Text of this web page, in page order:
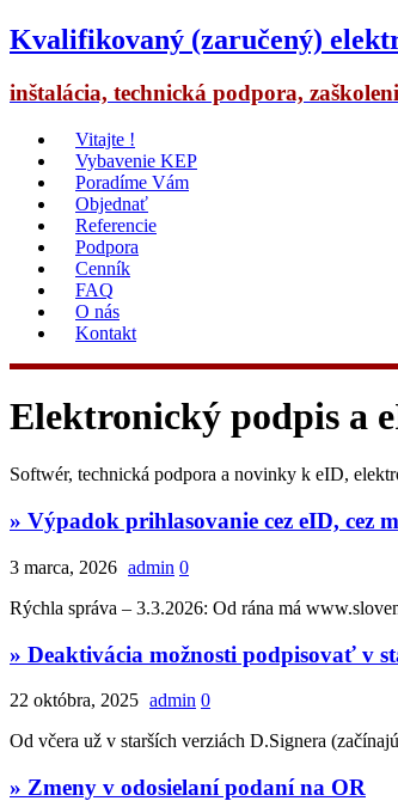
Kvalifikovaný (zaručený)
inštalácia, technická podpora,
Vitajte !
Vybavenie KEP
Poradíme Vám
Objednať
Referencie
Podpora
Cenník
FAQ
O nás
Kontakt
Elektronický podpis a
Softwér, technická podpora a novinky k eID,
» Výpadok prihlasovanie cez eID, cez
3 marca, 2026 admin 0
Rýchla správa – 3.3.2026: Od rána má
» Deaktivácia možnosti podpisovať v
22 októbra, 2025 admin 0
Od včera už v starších verziách D.Signera
» Zmeny v odosielaní podaní na OR